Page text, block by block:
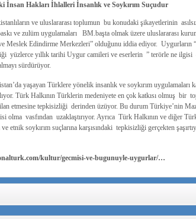
İnsan Hakları İhlalleri İnsanlık ve Soykırım Suçudur
ve uluslararası toplumun bu konudaki şikayetlerinin
ve zulüm uygulamaları BM.başta olmak üzere uluslararası
Meslek Edindirme Merkezleri” olduğunu iddia ediyor. Uygurların
yüzlerce yıllık tarihi Uygur camileri ve eserlerin ” terörle ne
sürdürüyor.
yaşayan Türklere yönelik insanlık ve soykırım uygulamaları
Türk Halkının Türklerin medeniyete en çok katkısı olmuş
etmesine tepkisizliği derinden üzüyor. Bu durum Türkiye’nin
olma vasfından uzaklaştırıyor. Ayrıca Türk Halkının ve diğer
etnik soykırım suçlarına karşısındaki tepkisizliği gerçekten
kultur/gecmisi-ve-bugunuyle-uygurlar/…